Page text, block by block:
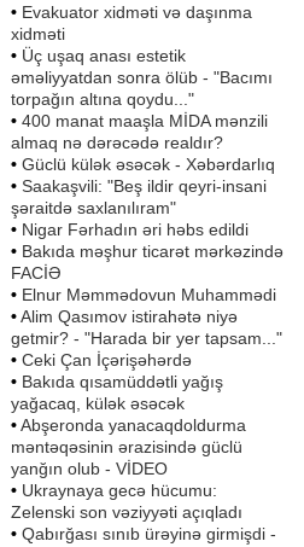
• Evakuator xidməti və daşınma
xidməti
• Üç uşaq anası estetik
əməliyyatdan sonra ölüb - "Bacımı
torpağın altına qoydu..."
• 400 manat maaşla MİDA mənzili
almaq nə dərəcədə realdır?
• Güclü külək əsəcək - Xəbərdarlıq
• Saakaşvili: "Beş ildir qeyri-insani
şəraitdə saxlanılıram"
• Nigar Fərhadın əri həbs edildi
• Bakıda məşhur ticarət mərkəzində
FACİƏ
• Elnur Məmmədovun Muhammədi
•Alim Qasımov istirahətə niyə
getmir? - "Harada bir yer tapsam..."
• Ceki Çan İçərişəhərdə
• Bakıda qısamüddətli yağış
yağacaq, külək əsəcək
•Abşeronda yanacaqdoldurma
məntəqəsinin ərazisində güclü
yanğın olub - VİDEO
• Ukraynaya gecə hücumu:
Zelenski son vəziyyəti açıqladı
• Qabırğası sınıb ürəyinə girmişdi -